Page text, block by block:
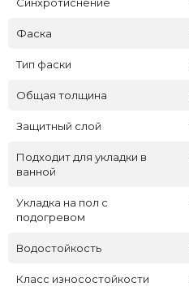
Фаска
Тип фаски
Общая толщина
Защитный слой
Подходит для укладки в
ванной
Укладка на пол c
подогревом
Водостойкость
Класс износостойкости